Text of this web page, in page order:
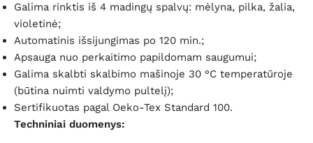
Galima rinktis iš 4 madingų spalvų: mėlyna, pilka, žalia,
violetinė;
Automatinis išsijungimas po 120 min.;
Apsauga nuo perkaitimo papildomam saugumui;
Galima skalbti skalbimo mašinoje 30 °C temperatūroje
(būtina nuimti valdymo pultelį);
Sertifikuotas pagal Oeko-Tex Standard 100.
Techniniai duomenys: